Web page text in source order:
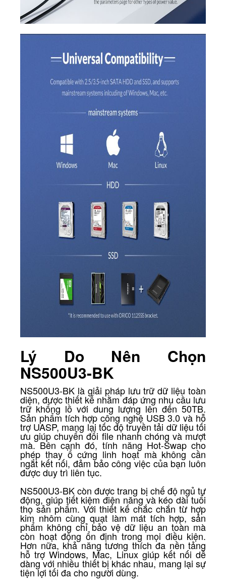
Lý Do Nên Chọn
NS500U3-BK
NS500U3-BK là giải pháp lưu trữ dữ liệu toàn
diện, được thiết kế nhằm đáp ứng nhu cầu lưu
trữ khổng lồ với dung lượng lên đến 50TB.
Sản phẩm tích hợp công nghệ USB 3.0 và hỗ
trợ UASP, mang lại tốc độ truyền tải dữ liệu tối
ưu giúp chuyển đổi file nhanh chóng và mượt
mà. Bên cạnh đó, tính năng Hot-Swap cho
phép thay ổ cứng linh hoạt mà không cần
ngắt kết nối, đảm bảo công việc của bạn luôn
được duy trì liên tục.
NS500U3-BK còn được trang bị chế độ ngủ tự
động, giúp tiết kiệm điện năng và kéo dài tuổi
thọ sản phẩm. Với thiết kế chắc chắn từ hợp
kim nhôm cùng quạt làm mát tích hợp, sản
phẩm không chỉ bảo vệ dữ liệu an toàn mà
còn hoạt động ổn định trong mọi điều kiện.
Hơn nữa, khả năng tương thích đa nền tảng
hỗ trợ Windows, Mac, Linux giúp kết nối dễ
dàng với nhiều thiết bị khác nhau, mang lại sự
tiện lợi tối đa cho người dùng.